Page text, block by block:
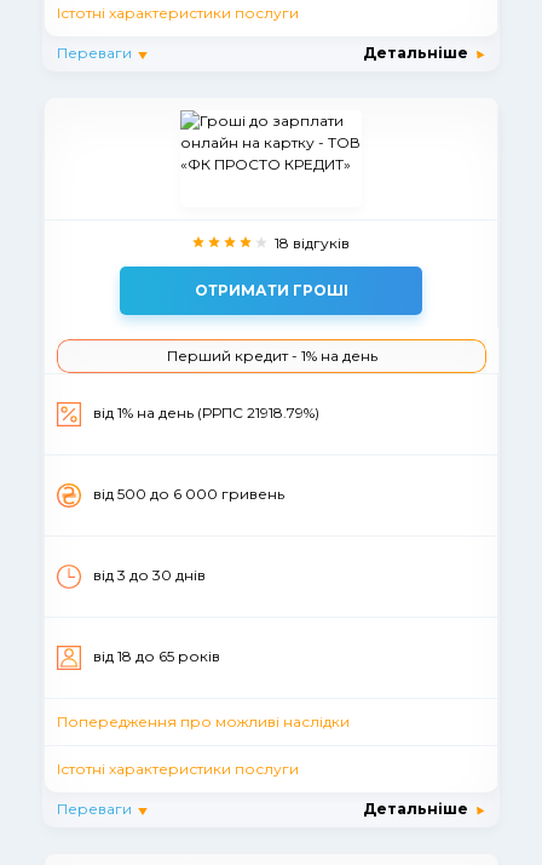
Істотні характеристики послуги
Переваги Детальніше
18 відгуків
ОТРИМАТИ ГРОШІ
Перший кредит - 1% на день
від 1% на день (РРПС 21918.79%)
вiд 500 до 6 000 гривень
від 3 до 30 днів
вiд 18 до 65 рокiв
Попередження про можливі наслідки
Істотні характеристики послуги
Переваги Детальніше